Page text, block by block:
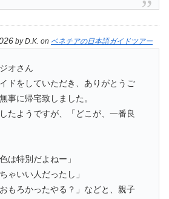
byD.K. on ベネチアの日本語ガイドツアー
オさん
ドをしていただき、ありがとうご
事に帰宅致しました。
たようですが、「どこが、一番良
は特別だよねー」
ゃいい人だったし」
もろかったやる？」などと、親子